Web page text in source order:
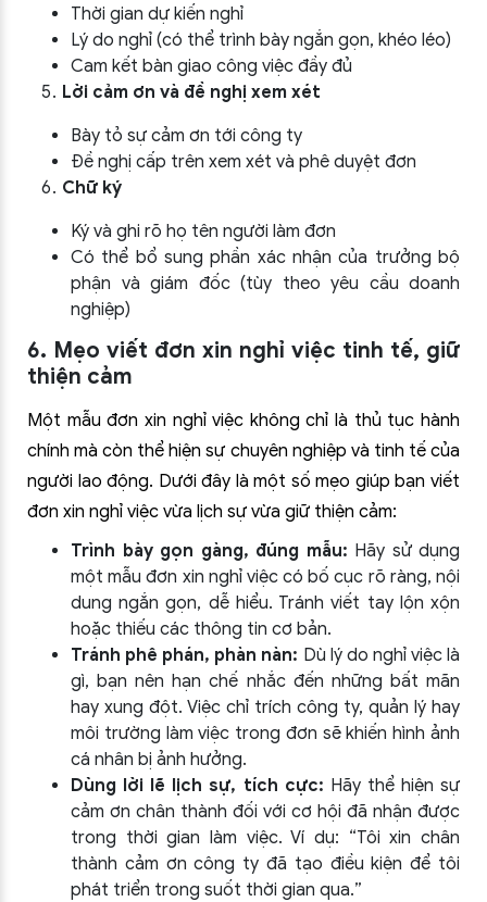
Thời gian dự kiến nghỉ
Lý do nghỉ (có thể trình bày ngắn gọn, khéo léo)
Cam kết bàn giao công việc đầy đủ
Lời cảm ơn và đề nghị xem xét
Bày tỏ sự cảm ơn tới công ty
Đề nghị cấp trên xem xét và phê duyệt đơn
Chữ ký
Ký và ghi rõ họ tên người làm đơn
Có thể bổ sung phần xác nhận của trưởng bộ
phận và giám đốc (tùy theo yêu cầu doanh
nghiệp)
6. Mẹo viết đơn xin nghỉ việc tinh tế, giữ
thiện cảm
Một mẫu đơn xin nghỉ việc không chỉ là thủ tục hành
chính mà còn thể hiện sự chuyên nghiệp và tinh tế của
người lao động. Dưới đây là một số mẹo giúp bạn viết
đơn xin nghỉ việc vừa lịch sự vừa giữ thiện cảm:
Trình bày gọn gàng, đúng mẫu: Hãy sử dụng
một mẫu đơn xin nghỉ việc có bố cục rõ ràng, nội
dung ngắn gọn, dễ hiểu. Tránh viết tay lộn xộn
hoặc thiếu các thông tin cơ bản.
Tránh phê phán, phàn nàn: Dù lý do nghỉ việc là
gì, bạn nên hạn chế nhắc đến những bất mãn
hay xung đột. Việc chỉ trích công ty, quản lý hay
môi trường làm việc trong đơn sẽ khiến hình ảnh
cá nhân bị ảnh hưởng.
Dùng lời lẽ lịch sự, tích cực: Hãy thể hiện sự
cảm ơn chân thành đối với cơ hội đã nhận được
trong thời gian làm việc. Ví dụ: “Tôi xin chân
thành cảm ơn công ty đã tạo điều kiện để tôi
phát triển trong suốt thời gian qua.”